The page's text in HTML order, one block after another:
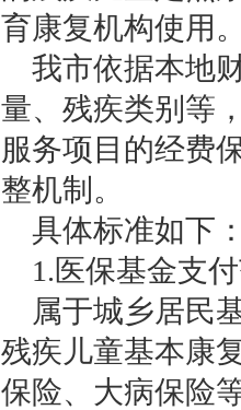
育康复机构使用
我市依据本地
量、残疾类别等
服务项目的经费
整机制。
具体标准如下
1.医保基金支
属于城乡居民
残疾儿童基本康
保险、大病保险